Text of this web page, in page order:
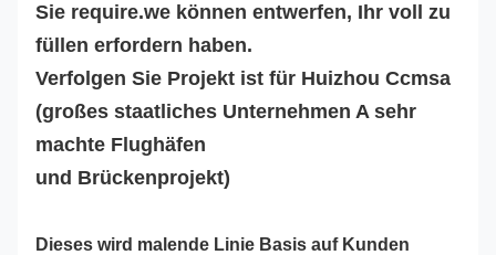
Sie require.we können entwerfen, Ihr voll zu
füllen erfordern haben.
Verfolgen Sie Projekt ist für Huizhou Ccmsa
(großes staatliches Unternehmen A sehr
machte Flughäfen
und Brückenprojekt)
Dieses wird malende Linie Basis auf Kunden